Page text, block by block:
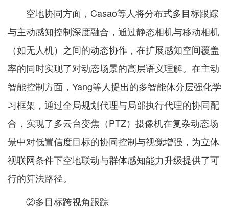
空地协同方面，Casao等人将分布式多目标跟踪
与主动感知控制深度融合，通过静态相机与移动相机
（如无人机）之间的动态协作，在扩展感知空间覆盖
率的同时实现了对动态场景的高层语义理解。在主动
智能控制方面，Yang等人提出的多智能体分层强化学
习框架，通过全局规划代理与局部执行代理的协同配
合，实现了多云台变焦（PTZ）摄像机在复杂动态场
景中对低置信度目标的协同控制与视觉增强，为立体
视联网条件下空地联动与群体感知能力升级提供了可
行的算法路径。
②多目标跨视角跟踪